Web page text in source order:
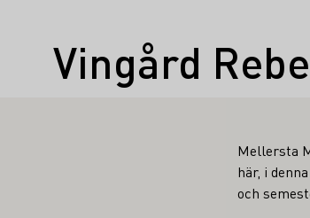
Vingård
Mellersta
här, i
och